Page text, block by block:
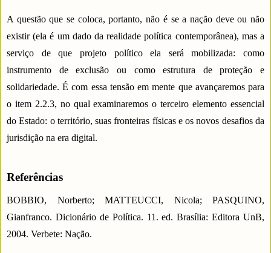
A questão que se coloca, portanto, não é se a nação deve ou não
existir (ela é um dado da realidade política contemporânea), mas a
serviço de que projeto político ela será mobilizada: como
instrumento de exclusão ou como estrutura de proteção e
solidariedade. É com essa tensão em mente que avançaremos para
o item 2.2.3, no qual examinaremos o terceiro elemento essencial
do Estado: o território, suas fronteiras físicas e os novos desafios da
jurisdição na era digital.
Referências
BOBBIO, Norberto; MATTEUCCI, Nicola; PASQUINO,
Gianfranco. Dicionário de Política. 11. ed. Brasília: Editora UnB,
2004. Verbete: Nação.